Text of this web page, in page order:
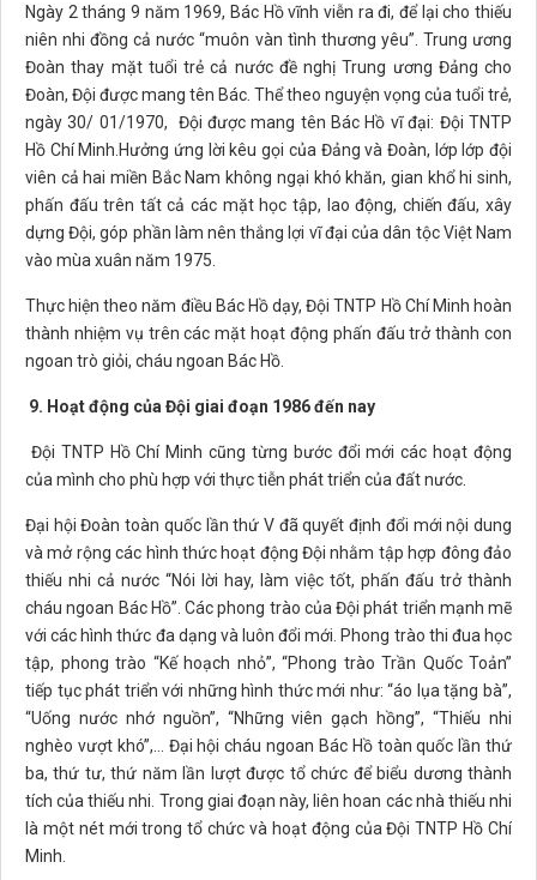
Ngày 2 tháng 9 năm 1969, Bác Hồ vĩnh viễn ra đi, để lại cho thiếu
niên nhi đồng cả nước “muôn vàn tình thương yêu”. Trung ương
Đoàn thay mặt tuổi trẻ cả nước đề nghị Trung ương Đảng cho
Đoàn, Đội được mang tên Bác. Thể theo nguyện vọng của tuổi trẻ,
ngày 30/ 01/1970, Đội được mang tên Bác Hồ vĩ đại: Đội TNTP
Hồ Chí Minh.Hưởng ứng lời kêu gọi của Đảng và Đoàn, lớp lớp đội
viên cả hai miền Bắc Nam không ngại khó khăn, gian khổ hi sinh,
phấn đấu trên tất cả các mặt học tập, lao động, chiến đấu, xây
dựng Đội, góp phần làm nên thắng lợi vĩ đại của dân tộc Việt Nam
vào mùa xuân năm 1975.
Thực hiện theo năm điều Bác Hồ dạy, Đội TNTP Hồ Chí Minh hoàn
thành nhiệm vụ trên các mặt hoạt động phấn đấu trở thành con
ngoan trò giỏi, cháu ngoan Bác Hồ.
9. Hoạt động của Đội giai đoạn 1986 đến nay
Đội TNTP Hồ Chí Minh cũng từng bước đổi mới các hoạt động
của mình cho phù hợp với thực tiễn phát triển của đất nước.
Đại hội Đoàn toàn quốc lần thứ V đã quyết định đổi mới nội dung
và mở rộng các hình thức hoạt động Đội nhằm tập hợp đông đảo
thiếu nhi cả nước “Nói lời hay, làm việc tốt, phấn đấu trở thành
cháu ngoan Bác Hồ”. Các phong trào của Đội phát triển mạnh mẽ
với các hình thức đa dạng và luôn đổi mới. Phong trào thi đua học
tập, phong trào “Kế hoạch nhỏ”, “Phong trào Trần Quốc Toản”
tiếp tục phát triển với những hình thức mới như: “áo lụa tặng bà”,
“Uống nước nhớ nguồn”, “Những viên gạch hồng”, “Thiếu nhi
nghèo vượt khó”,... Đại hội cháu ngoan Bác Hồ toàn quốc lần thứ
ba, thứ tư, thứ năm lần lượt được tổ chức để biểu dương thành
tích của thiếu nhi. Trong giai đoạn này, liên hoan các nhà thiếu nhi
là một nét mới trong tổ chức và hoạt động của Đội TNTP Hồ Chí
Minh.